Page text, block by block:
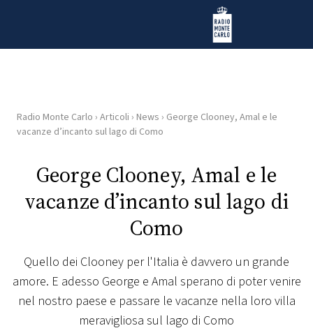
Radio Monte Carlo
HOME
RADIO
WEB
PLAYLIST
NEWS
Radio Monte Carlo › Articoli › News › George Clooney, Amal e le
vacanze d’incanto sul lago di Como
George Clooney, Amal e le
vacanze d’incanto sul lago di
Como
Quello dei Clooney per l'Italia è davvero un grande
amore. E adesso George e Amal sperano di poter venire
nel nostro paese e passare le vacanze nella loro villa
meravigliosa sul lago di Como